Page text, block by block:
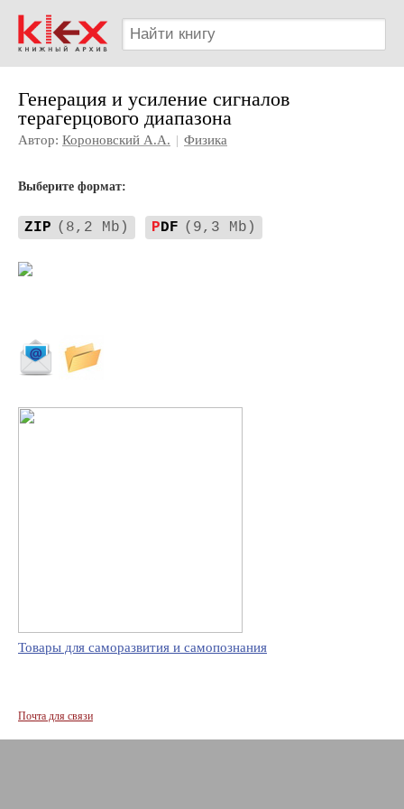
Генерация и усиление сигналов
терагерцового диапазона
Автор: Короновский А.А. | Физика
Выберите формат:
ZIP (8,2 Mb) PDF (9,3 Mb)
Товары для саморазвития и самопознания
Почта для связи